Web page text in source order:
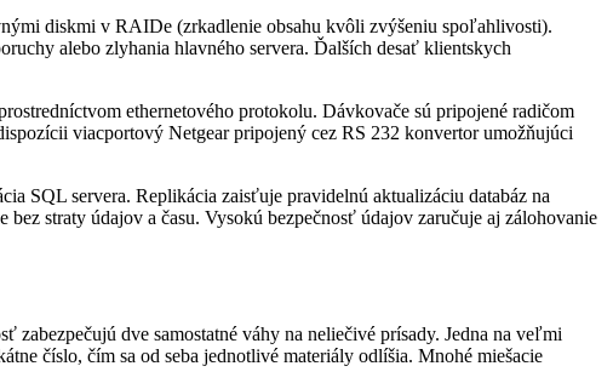
diskmi v RAIDe (zrkadlenie obsahu kvôli zvýšeniu spoľahlivosti).
alebo zlyhania hlavného servera. Ďalších desať klientskych
ethernetového protokolu. Dávkovače sú pripojené radičom
viacportový Netgear pripojený cez RS 232 konvertor umožňujúci
SQL servera. Replikácia zaisťuje pravidelnú aktualizáciu databáz na
straty údajov a času. Vysokú bezpečnosť údajov zaručuje aj zálohovanie
dve samostatné váhy na neliečivé prísady. Jedna na veľmi
číslo, čím sa od seba jednotlivé materiály odlíšia. Mnohé miešacie